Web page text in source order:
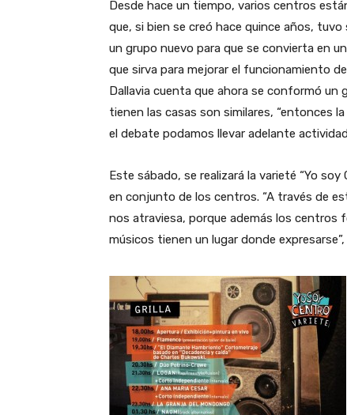
Desde hace un tiempo, varios centros
que, si bien se creó hace quince años,
un grupo nuevo para que se convierta en
que sirva para mejorar el funcionamiento
Dallavia cuenta que ahora se conformó un
tienen las casas son similares, “entonces
el debate podamos llevar adelante
Este sábado, se realizará la varieté “Yo
en conjunto de los centros. “A través de
nos atraviesa, porque además los
músicos tienen un lugar donde